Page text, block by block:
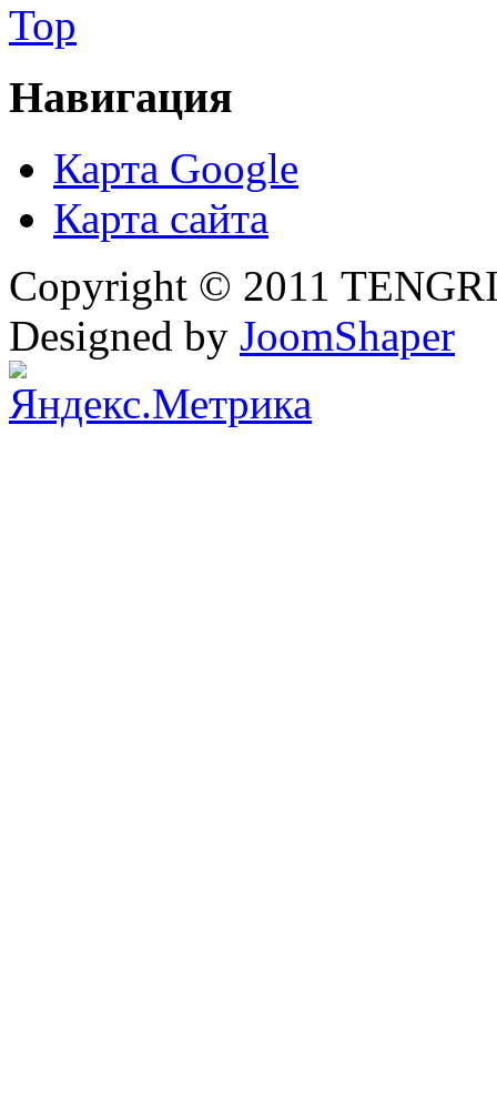
Top
Навигация
Карта Google
Карта сайта
Copyright © 2011
Designed by JoomShaper